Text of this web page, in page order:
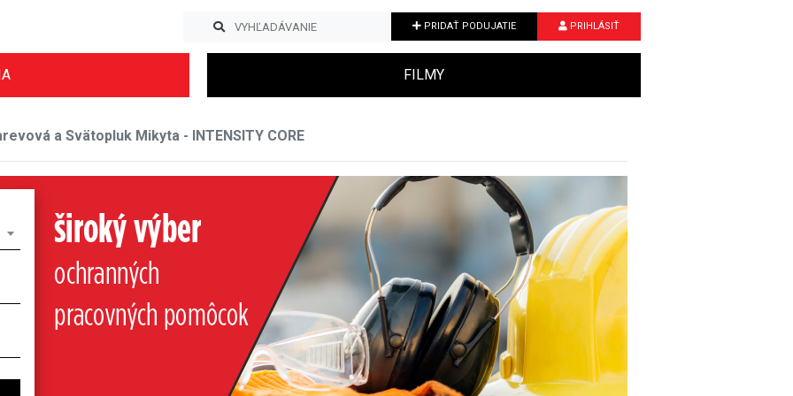
PRIDAŤ PODUJATIE PRIHLÁSIŤ
FILMY
a Svätopluk Mikyta - INTENSITY CORE
Next